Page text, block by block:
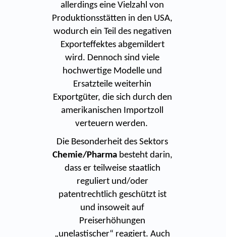
allerdings eine Vielzahl von
Produktionsstätten in den USA,
wodurch ein Teil des negativen
Exporteffektes abgemildert
wird. Dennoch sind viele
hochwertige Modelle und
Ersatzteile weiterhin
Exportgüter, die sich durch den
amerikanischen Importzoll
verteuern werden.
Die Besonderheit des Sektors
Chemie/Pharmabesteht darin,
dass er teilweise staatlich
reguliert und/oder
patentrechtlich geschützt ist
und insoweit auf
Preiserhöhungen
„unelastischer“ reagiert. Auch